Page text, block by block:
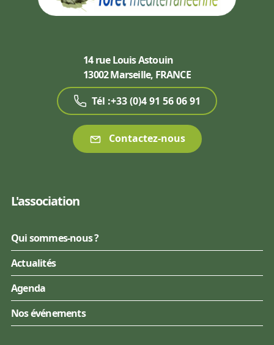
14 rue Louis Astouin
13002 Marseille, FRANCE
Tél :+33 (0)4 91 56 06 91
Contactez-nous
L'association
Qui sommes-nous ?
Actualités
Agenda
Nos événements